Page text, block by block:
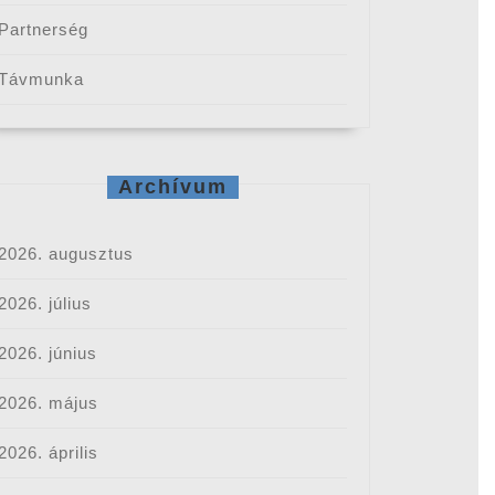
Partnerség
Archívum
2026. augusztus
2026. július
2026. június
2026. május
2026. április